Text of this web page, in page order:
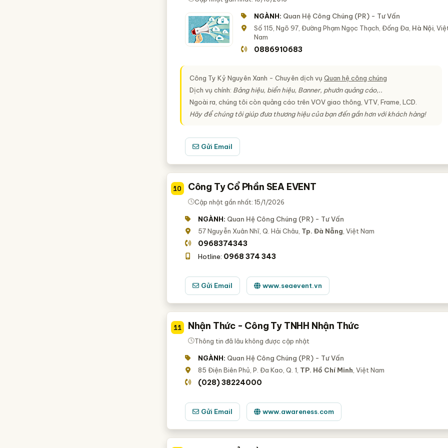
NGÀNH: Quan Hệ Công Chúng (PR) - Tư Vấn
Số 115, Ngõ 97, Đường Phạm Ngọc Thạch, Đống Đa, Hà Nội,
Nam
0886910683
Công Ty Kỷ Nguyên Xanh - Chuyên dịch vụ Quan hệ công chúng
Dịch vụ chính: Bảng hiệu, biển hiệu, Banner, phướn quảng cáo,..
Ngoài ra, chúng tôi còn quảng cáo trên VOV giao thông, VTV, Frame, LCD.
Hãy để chúng tôi giúp đưa thương hiệu của bạn đến gần hơn với khách hàng!
Gửi Email
10 Công Ty Cổ Phần SEA EVENT
Cập nhật gần nhất: 15/1/2026
NGÀNH: Quan Hệ Công Chúng (PR) - Tư Vấn
57 Nguyễn Xuân Nhĩ, Q. Hải Châu, Tp. Đà Nẵng , Việt Nam
0968374343
Hotline: 0968 374 343
Gửi Email www.seaevent.vn
11 Nhận Thức - Công Ty TNHH Nhận Thức
Thông tin đã lâu không được cập nhật
NGÀNH: Quan Hệ Công Chúng (PR) - Tư Vấn
85 Điện Biên Phủ, P. Đa Kao, Q. 1, TP. Hồ Chí Minh , Việt Nam
(028) 38224000
Gửi Email www.awareness.com